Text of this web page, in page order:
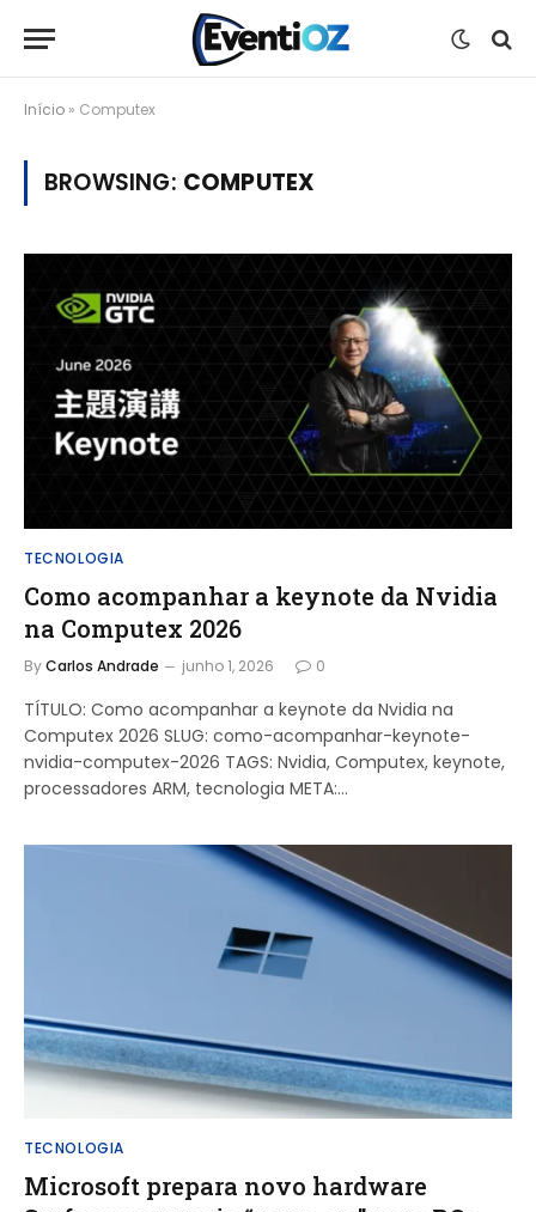
Início » Computex
BROWSING: COMPUTEX
TECNOLOGIA
Como acompanhar a keynote da Nvidia
na Computex 2026
ByCarlos Andrade junho 1, 2026 0
TÍTULO: Como acompanhar a keynote da Nvidia na
Computex 2026 SLUG: como-acompanhar-keynote-
nvidia-computex-2026 TAGS: Nvidia, Computex, keynote,
processadores ARM, tecnologia META:…
TECNOLOGIA
Microsoft prepara novo hardware